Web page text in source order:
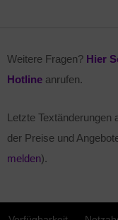
Weitere Fragen? Hier
Hotline anrufen.
Letzte Textänderungen
der Preise und
melden).